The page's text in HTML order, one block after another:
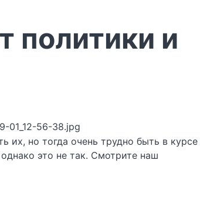
политики и
01_12-56-38.jpg
их, но тогда очень трудно быть в курсе
это не так. Смотрите наш